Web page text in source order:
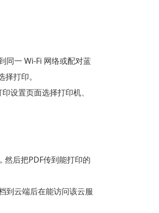
同一 Wi‑Fi 网络或配对蓝
打印。
设置页面选择打印机、
然后把PDF传到能打印的
到云端后在能访问该云服